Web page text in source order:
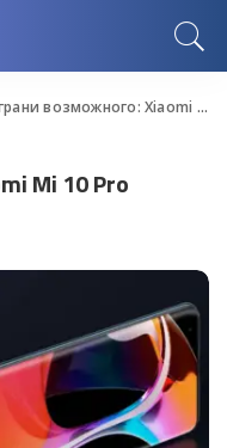
возможного: Xiaomi Mi 10 Pro
Mi 10 Pro